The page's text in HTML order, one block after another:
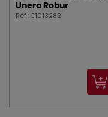
Unera Robur
Réf : E1013282